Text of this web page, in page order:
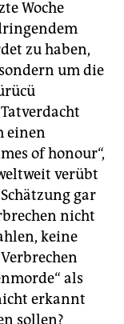
Woche
zu haben,
um die
einen
of honour“,
verübt
gar
nicht
keine
als
erkannt
sollen?